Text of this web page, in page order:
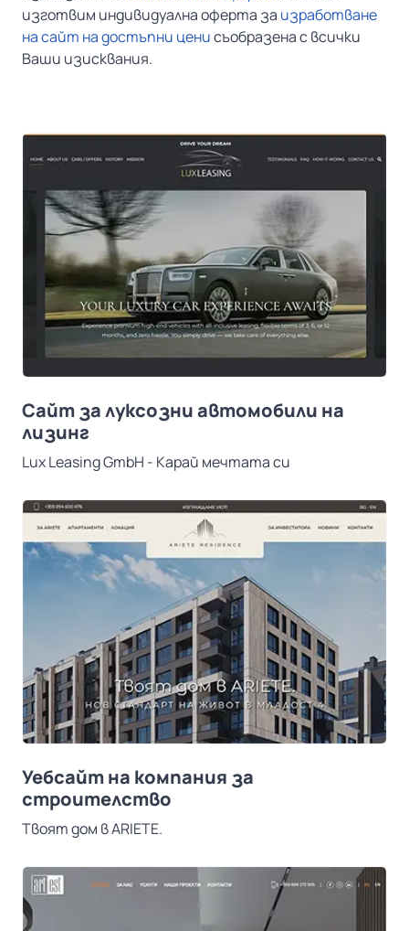
изготвим индивидуална оферта за изработване
на сайт на достъпни ценисъобразена с всички
Ваши изисквания.
Сайт за луксозни автомобили на
лизинг
Lux Leasing GmbH - Карай мечтата си
Уебсайт на компания за
строителство
Твоят дом в ARIETE.